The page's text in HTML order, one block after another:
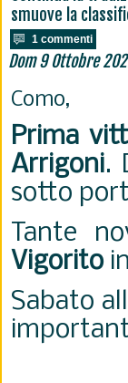
smuove la
1 commenti
Dom 9 Ottobre
Como,
Prima
Arrigoni.
sotto
Tante
Vigorito
Sabato